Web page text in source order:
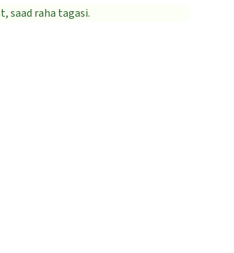
saad raha tagasi.